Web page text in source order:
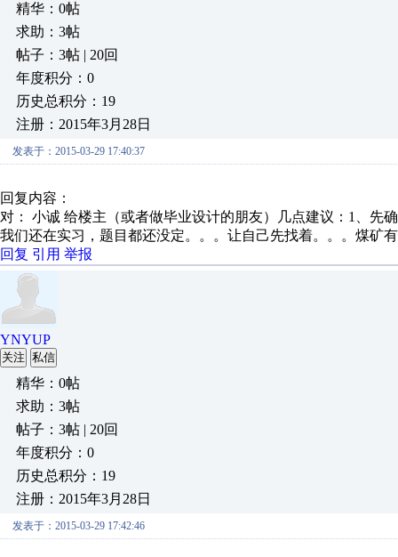
精华：0帖
求助：3帖
帖子：3帖 | 20回
年度积分：0
历史总积分：19
注册：2015年3月28日
发表于：2015-03-29 17:40:37
回复内容：
对： 小诚 给楼主（或者做毕业设计的朋友）几点建议：1、先
我们还在实习，题目都还没定。。。让自己先找着。。。煤矿
回复 引用 举报
YNYUP
关注 私信
精华：0帖
求助：3帖
帖子：3帖 | 20回
年度积分：0
历史总积分：19
注册：2015年3月28日
发表于：2015-03-29 17:42:46